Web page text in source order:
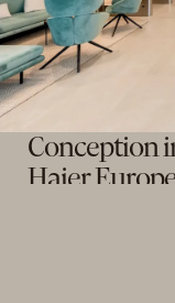
Conception
Haier